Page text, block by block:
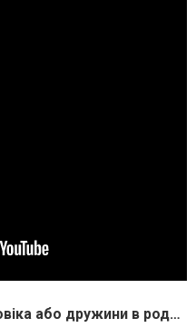
Заговор на повернення чоловіка або дружини в родину